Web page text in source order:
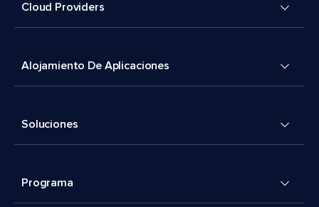
Cloud Providers
Alojamiento De Aplicaciones
Soluciones
Programa